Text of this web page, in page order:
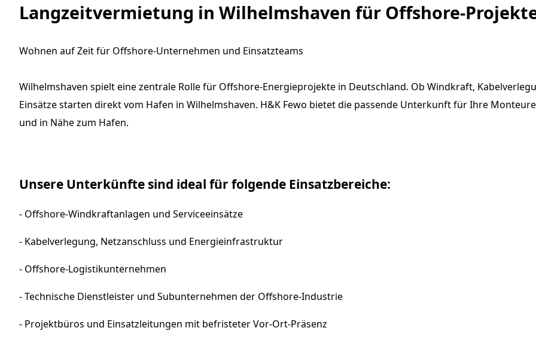
Langzeitvermietung in Wilhelmshaven für Offshore-
Wohnen auf Zeit für Offshore-Unternehmen und Einsatzteams
Wilhelmshaven spielt eine zentrale Rolle für Offshore-Energieprojekte in Deutschland. Ob Windkraft,
Einsätze starten direkt vom Hafen in Wilhelmshaven. H&K Fewo bietet die passende Unterkunft für Ihre
und in Nähe zum Hafen.
Unsere Unterkünfte sind ideal für folgende Einsatzbereiche:
- Offshore-Windkraftanlagen und Serviceeinsätze
- Kabelverlegung, Netzanschluss und Energieinfrastruktur
- Offshore-Logistikunternehmen
- Technische Dienstleister und Subunternehmen der Offshore-Industrie
- Projektbüros und Einsatzleitungen mit befristeter Vor-Ort-Präsenz